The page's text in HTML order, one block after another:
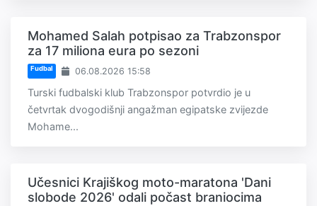
Mohamed Salah potpisao za Trabzonspor
za 17 miliona eura po sezoni
Fudbal 06.08.2026 15:58
Turski fudbalski klub Trabzonspor potvrdio je u
četvrtak dvogodišnji angažman egipatske zvijezde
Mohame...
Učesnici Krajiškog moto-maratona 'Dani
slobode 2026' odali počast braniocima